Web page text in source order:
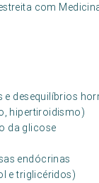
com
desequilíbrios
hipertiroidismo)
da glicose
endócrinas
e triglicéridos)